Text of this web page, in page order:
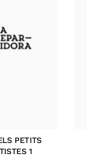
PETITS
1